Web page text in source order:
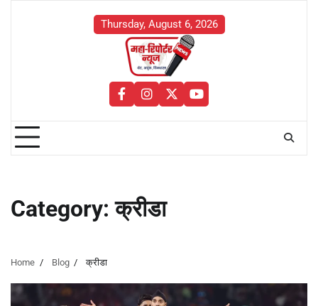
Thursday, August 6, 2026
facebookinstagram
twitteryoutube
Category:क्रीडा
Home Blog क्रीडा